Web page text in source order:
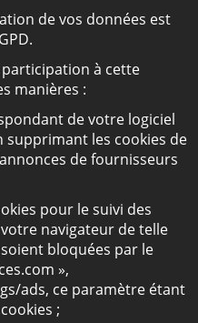
de vos données est
à cette
manières :
de votre logiciel
les cookies de
de fournisseurs
pour le suivi des
navigateur de telle
bloquées par le
»,
ads, ce paramètre étant
;